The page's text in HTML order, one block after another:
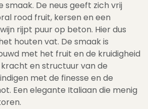
smaak. De neus geeft zich vrij
rood fruit, kersen en een
rijpt puur op beton. Hier dus
houten vat. De smaak is
met het fruit en de kruidigheid
en structuur van de
met de finesse en de
Een elegante Italiaan die menig